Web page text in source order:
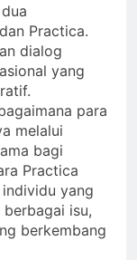
Practica.
dialog
yang
para
melalui
bagi
Practica
yang
isu,
berkembang